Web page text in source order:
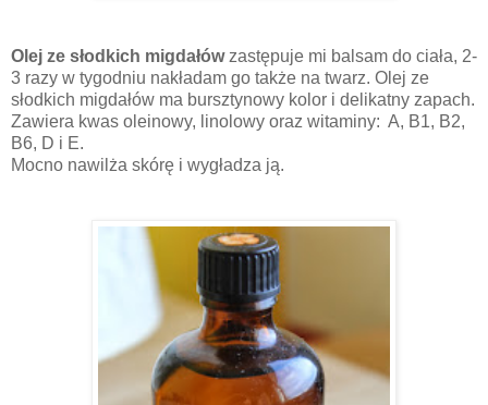
Olej ze słodkich migdałówzastępuje mi balsam do ciała, 2-
3 razy w tygodniu nakładam go także na twarz. Olej ze
słodkich migdałów ma bursztynowy kolor i delikatny zapach.
Zawiera kwas oleinowy, linolowy oraz witaminy: A, B1, B2,
B6, D i E.
Mocno nawilża skórę i wygładza ją.